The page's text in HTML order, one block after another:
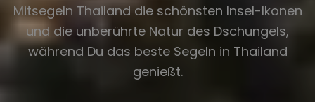
Mitsegeln Thailand die schönsten Insel-Ikonen
und die unberührte Natur des Dschungels,
während Du das beste Segeln in Thailand
genießt.